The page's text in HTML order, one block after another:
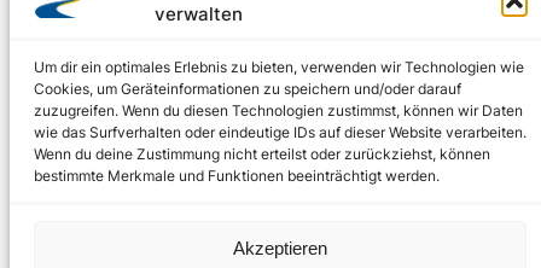
verwalten
Um dir ein optimales Erlebnis zu bieten, verwenden wir Technologien wie
Cookies, um Geräteinformationen zu speichern und/oder darauf
zuzugreifen. Wenn du diesen Technologien zustimmst, können wir Daten
wie das Surfverhalten oder eindeutige IDs auf dieser Website verarbeiten.
Wenn du deine Zustimmung nicht erteilst oder zurückziehst, können
bestimmte Merkmale und Funktionen beeinträchtigt werden.
Akzeptieren
Freiwillige Spenden für die Aufrechterhaltung
Support us
© 2002 – 2026